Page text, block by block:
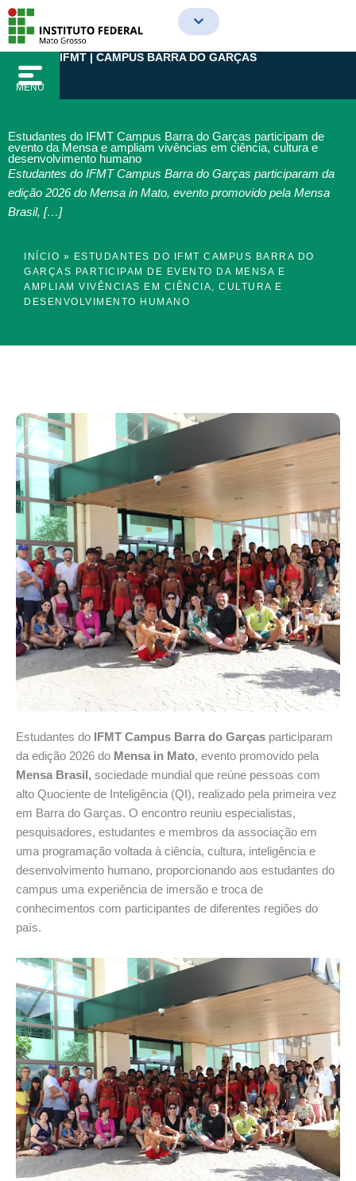
para
conteúdo
MENU
IFMT | CAMPUS BARRA DO GARÇAS
Estudantes do IFMT Campus Barra do Garças participam de
evento da Mensa e ampliam vivências em ciência, cultura e
desenvolvimento humano
Estudantes do IFMT Campus Barra do Garças participaram da
edição 2026 do Mensa in Mato, evento promovido pela Mensa
Brasil, […]
INÍCIO » ESTUDANTES DO IFMT CAMPUS BARRA DO
GARÇAS PARTICIPAM DE EVENTO DA MENSA E
AMPLIAM VIVÊNCIAS EM CIÊNCIA, CULTURA E
DESENVOLVIMENTO HUMANO
Estudantes do IFMT Campus Barra do Garças participaram
da edição 2026 do Mensa in Mato, evento promovido pela
Mensa Brasil, sociedade mundial que reúne pessoas com
alto Quociente de Inteligência (QI), realizado pela primeira vez
em Barra do Garças. O encontro reuniu especialistas,
pesquisadores, estudantes e membros da associação em
uma programação voltada à ciência, cultura, inteligência e
desenvolvimento humano, proporcionando aos estudantes do
campus uma experiência de imersão e troca de
conhecimentos com participantes de diferentes regiões do
país.